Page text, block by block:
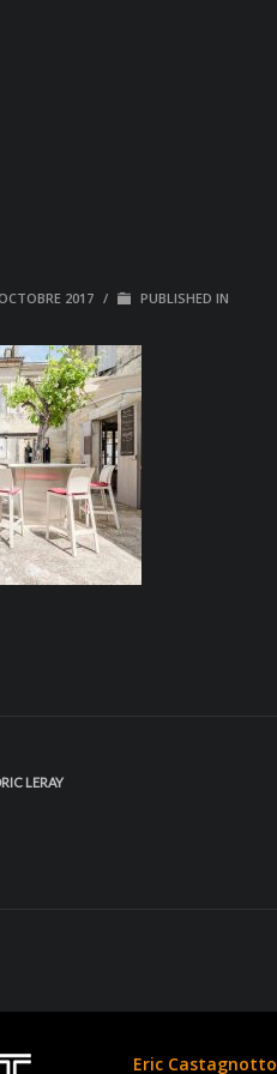
2017 / PUBLISHED IN
LERAY
Eric Castagnotto